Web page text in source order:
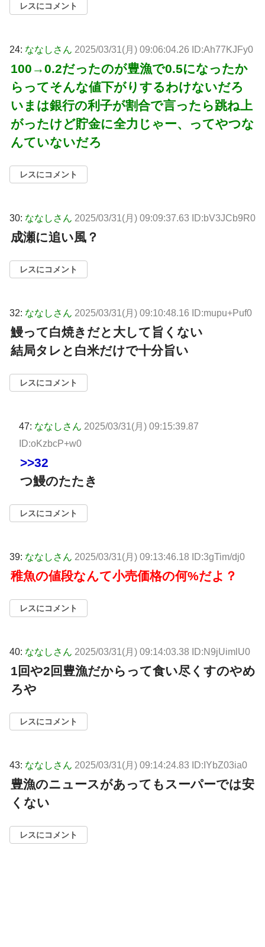
レスにコメント
24: ななしさん 2025/03/31(月) 09:06:04.26 ID:Ah77KJFy0
100→0.2だったのが豊漁で0.5になったか
らってそんな値下がりするわけないだろ
いまは銀行の利子が割合で言ったら跳ね上
がったけど貯金に全力じゃー、ってやつな
んていないだろ
レスにコメント
30: ななしさん 2025/03/31(月) 09:09:37.63 ID:bV3JCb9R0
成瀬に追い風？
レスにコメント
32: ななしさん 2025/03/31(月) 09:10:48.16 ID:mupu+Puf0
鰻って白焼きだと大して旨くない
結局タレと白米だけで十分旨い
レスにコメント
47: ななしさん 2025/03/31(月) 09:15:39.87
ID:oKzbcP+w0
>>32
つ鰻のたたき
レスにコメント
39: ななしさん 2025/03/31(月) 09:13:46.18 ID:3gTim/dj0
稚魚の値段なんて小売価格の何%だよ？
レスにコメント
40: ななしさん 2025/03/31(月) 09:14:03.38 ID:N9jUimlU0
1回や2回豊漁だからって食い尽くすのやめ
ろや
レスにコメント
43: ななしさん 2025/03/31(月) 09:14:24.83 ID:IYbZ03ia0
豊漁のニュースがあってもスーパーでは安
くない
レスにコメント